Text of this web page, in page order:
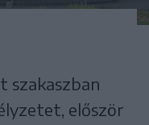
szakaszban
először